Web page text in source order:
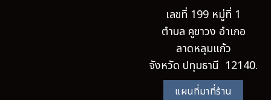
เลขที่ 199 หมู่ที่ 1
ตำบล คูขาวง อำเภอ
ลาดหลุมแก้ว
จังหวัด ปทุมธานี 12140.
แผนที่มาที่ร้าน